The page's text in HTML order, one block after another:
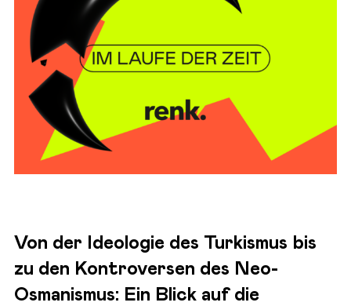
Von der Ideologie des Turkismus bis
zu den Kontroversen des Neo-
Osmanismus: Ein Blick auf die